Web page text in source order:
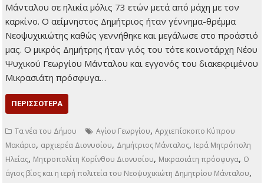
Μάνταλου σε ηλικία μόλις 73 ετών μετά από μάχη με τον
καρκίνο. Ο αείμνηστος Δημήτριος ήταν γέννημα-θρέμμα
Νεοψυχικιώτης καθώς γεννήθηκε και μεγάλωσε στο προάστιό
μας. Ο μικρός Δημήτρης ήταν γιός του τότε κοινοτάρχη Νέου
Ψυχικού Γεωργίου Μάνταλου και εγγονός του διακεκριμένου
Μικρασιάτη πρόσφυγα…
ΠΕΡΙΣΣΌΤΕΡΑ
Τα νέα του Δήμου Αγίου Γεωργίου,Αρχιεπίσκοπο Κύπρου
Μακάριο, αρχιερέα Διονυσίου, Δημήτριος Μάνταλος, Ιερά Μητρόπολη
Ηλείας, Μητροπολίτη Κορίνθου Διονυσίου, Μικρασιάτη πρόσφυγα, Ο
άγιος βίος και η ιερή πολιτεία του Νεοψυχικιώτη Δημητρίου Μάνταλου,